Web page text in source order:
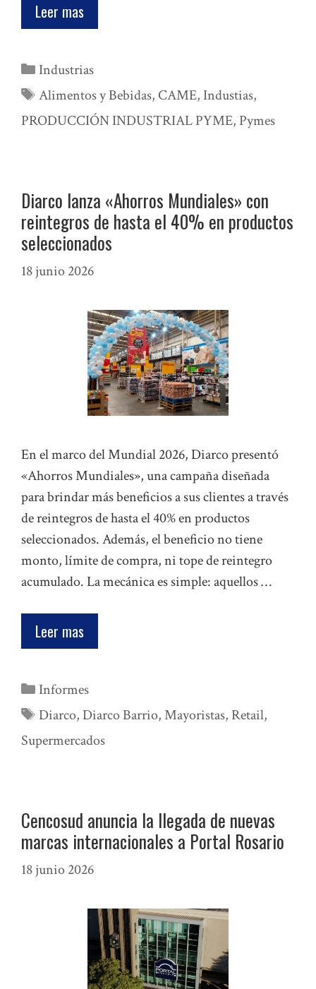
Leer mas
Categorías
Industrias
Etiquetas
Alimentos y Bebidas, CAME, Industias,
PRODUCCIÓN INDUSTRIAL PYME, Pymes
Diarco lanza «Ahorros Mundiales» con
reintegros de hasta el 40% en productos
seleccionados
18 junio 2026
En el marco del Mundial 2026, Diarco presentó
«Ahorros Mundiales», una campaña diseñada
para brindar más beneficios a sus clientes a través
de reintegros de hasta el 40% en productos
seleccionados. Además, el beneficio no tiene
monto, límite de compra, ni tope de reintegro
acumulado. La mecánica es simple: aquellos …
Leer mas
Categorías
Informes
Etiquetas
Diarco,Diarco Barrio,Mayoristas, Retail,
Supermercados
Cencosud anuncia la llegada de nuevas
marcas internacionales a Portal Rosario
18 junio 2026